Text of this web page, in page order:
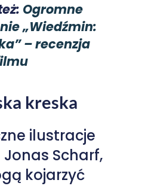
Ogromne
„Wiedźmin:
– recenzja
kreska
ilustracje
Scharf,
kojarzyć